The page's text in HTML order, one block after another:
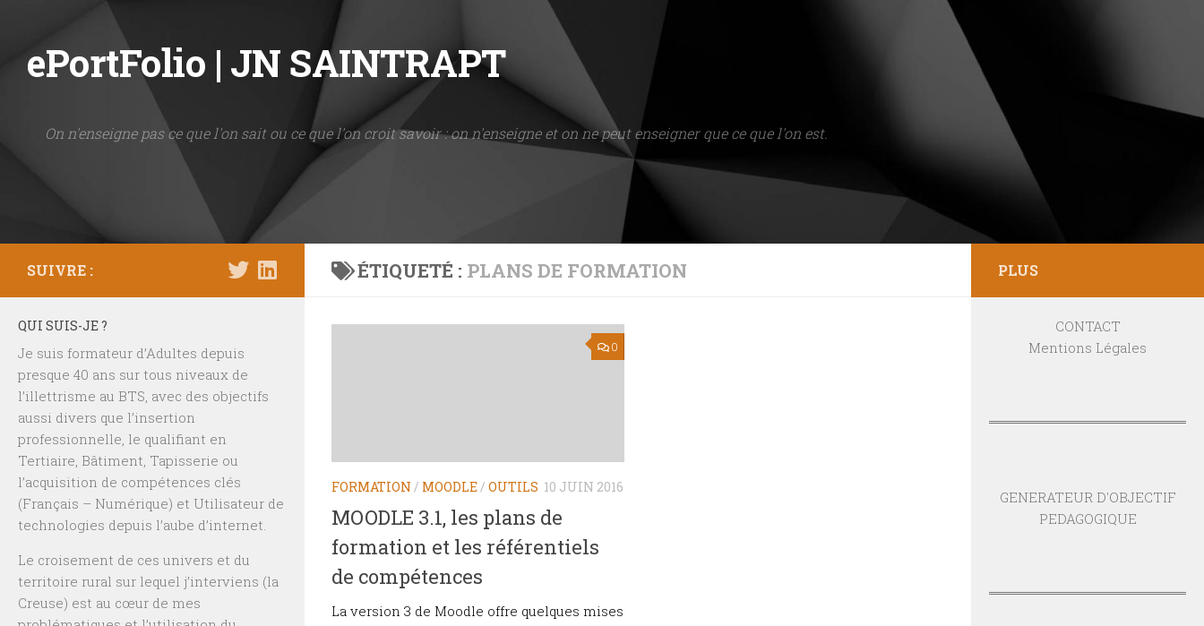
Skip to content
ePortFolio | JN SAINTRAPT
On n'enseigne pas ce que l'on sait ou ce que l'on croit savoir : on n'enseigne et on ne peut enseigner que ce que l'on est.
ÉTIQUETÉ : PLANS DE FORMATION
0
FORMATION / MOODLE/ OUTILS 10 JUIN 2016
MOODLE 3.1, les plans de
formation et les référentiels
de compétences
La version 3 de Moodle offre quelques mises
SUIVRE :
QUI SUIS-JE ?
Je suis formateur d’Adultes depuis
presque 40 ans sur tous niveaux de
l’illettrisme au BTS, avec des objectifs
aussi divers que l’insertion
professionnelle, le qualifiant en
Tertiaire, Bâtiment, Tapisserie ou
l’acquisition de compétences clés
(Français – Numérique) et Utilisateur de
technologies depuis l’aube d’internet.
Le croisement de ces univers et du
territoire rural sur lequel j’interviens (la
Creuse) est au cœur de mes
PLUS
CONTACT
Mentions Légales
GENERATEUR D'OBJECTIF
PEDAGOGIQUE